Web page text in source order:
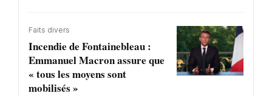
Faits divers
Incendie de Fontainebleau :
Emmanuel Macron assure que
« tous les moyens sont
mobilisés »